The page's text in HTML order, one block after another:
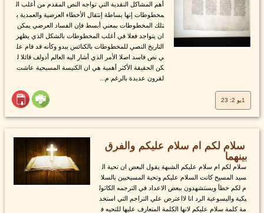
أهم المشاكل النقدية التي تواجه النص المقدم من أغلب ال
مخطوطات إنها بساطة إنتقال الأخطاء العرضية والعمدية ب
تلك المخطوطات بمعني أبسط فإن الفساد العرضي يمكن
ان يتواجد فعلا في أغلب المخطوطات بالشكل الذي يظهر
التاريخ النصي للمخطوطات بالكنائس يبدو وكأنه قد قام عل
ي نص فاسد اصلا الأمر الذي أشار اليه العالم أدولف قائلا ل
كن الحقيقة الأكثر أهمية هي ان الكنيسة المسيحية عاشت
لقرون عديدة بالرغم م...
1يو 2: 23
سلام لكم ام سلام عليكم والفرق
بينهما
سلام لكم ام سلام عليكم الشبهة يقول البعض ان تحية ال
سيد المسيح كانت السلام عليكم وتحية المسيحيين بالسلا
م لكم خطأ ويستشهدون ببعض الاعداد في الترجمه الكاثول
يكية واليسوعية الرد انا لااعترض علي التراجم التي استخد
مة كلمة سلام عليكم لانها الكلمة المتعارف عليها للتحيه ف